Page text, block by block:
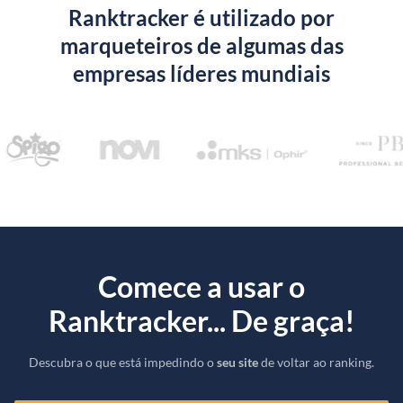
Ranktracker é utilizado por
marqueteiros de algumas das
empresas líderes mundiais
Comece a usar o
Ranktracker... De graça!
Descubra o que está impedindo oseu sitede voltar ao ranking.